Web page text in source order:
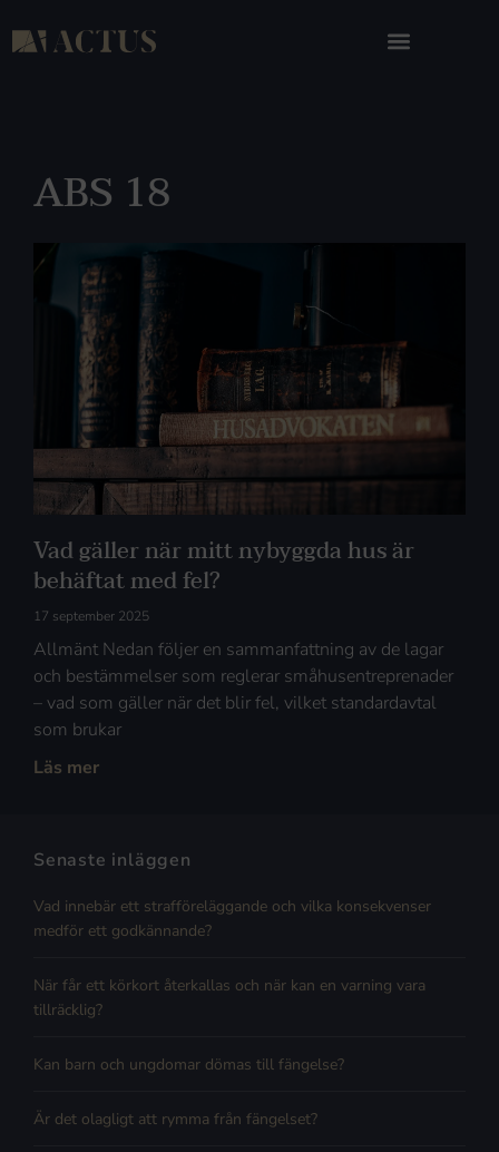
ABS 18
Vad gäller när mitt nybyggda hus är
behäftat med fel?
17 september 2025
Allmänt Nedan följer en sammanfattning av de lagar
och bestämmelser som reglerar småhusentreprenader
– vad som gäller när det blir fel, vilket standardavtal
som brukar
Läs mer
Senaste inläggen
Vad innebär ett strafföreläggande och vilka konsekvenser
medför ett godkännande?
När får ett körkort återkallas och när kan en varning vara
tillräcklig?
Kan barn och ungdomar dömas till fängelse?
Är det olagligt att rymma från fängelset?